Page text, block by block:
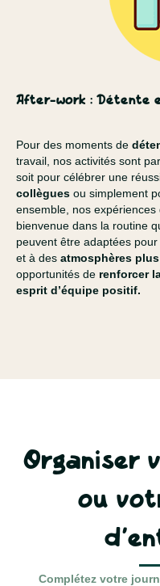
After-work : Détente
Pour des moments de
travail, nos activités sont
soit pour célébrer une
collègues ou simplement
ensemble, nos
bienvenue dans la routine
peuvent être adaptées
et à desatmosphères
opportunités de renforcer
esprit d’équipe positif.
Organiser
ou
Complétez votre